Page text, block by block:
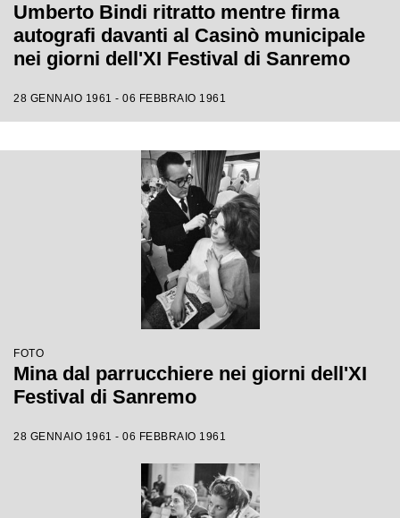
Umberto Bindi ritratto mentre firma
autografi davanti al Casinò municipale
nei giorni dell'XI Festival di Sanremo
28 GENNAIO 1961 - 06 FEBBRAIO 1961
FOTO
Mina dal parrucchiere nei giorni dell'XI
Festival di Sanremo
28 GENNAIO 1961 - 06 FEBBRAIO 1961